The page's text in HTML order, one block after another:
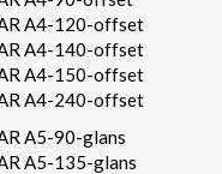
A4-120-offset
A4-140-offset
A4-150-offset
A4-240-offset
A5-90-glans
A5-135-glans